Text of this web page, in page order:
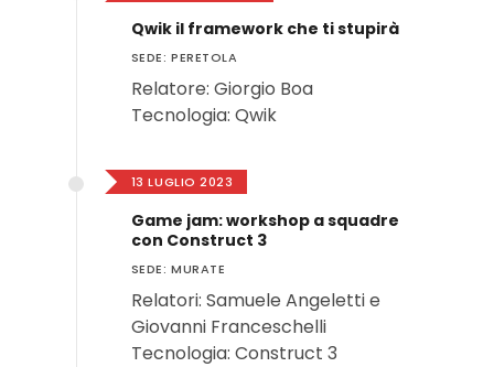
Qwik il framework che ti stupirà
SEDE: PERETOLA
Relatore: Giorgio Boa
Tecnologia: Qwik
13 LUGLIO 2023
Game jam: workshop a squadre
con Construct 3
SEDE: MURATE
Relatori: Samuele Angeletti e
Giovanni Franceschelli
Tecnologia: Construct 3